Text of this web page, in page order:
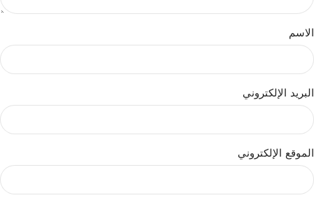
الاسم
البريد الإلكتروني
الموقع الإلكتروني